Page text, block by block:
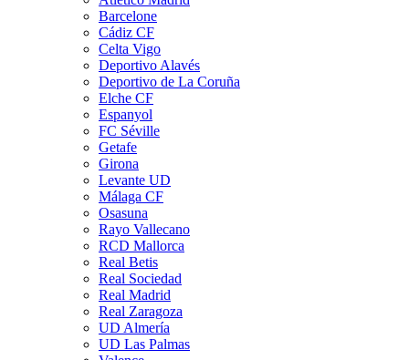
Barcelone
Cádiz CF
Celta Vigo
Deportivo Alavés
Deportivo de La Coruña
Elche CF
Espanyol
FC Séville
Getafe
Girona
Levante UD
Málaga CF
Osasuna
Rayo Vallecano
RCD Mallorca
Real Betis
Real Sociedad
Real Madrid
Real Zaragoza
UD Almería
UD Las Palmas